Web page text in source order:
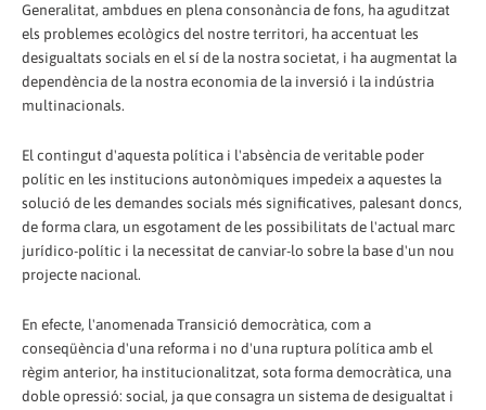
Generalitat, ambdues en plena consonància de fons, ha aguditzat
els problemes ecològics del nostre territori, ha accentuat les
desigualtats socials en el sí de la nostra societat, i ha augmentat la
dependència de la nostra economia de la inversió i la indústria
multinacionals.
El contingut d'aquesta política i l'absència de veritable poder
polític en les institucions autonòmiques impedeix a aquestes la
solució de les demandes socials més significatives, palesant doncs,
de forma clara, un esgotament de les possibilitats de l'actual marc
jurídico-polític i la necessitat de canviar-lo sobre la base d'un nou
projecte nacional.
En efecte, l'anomenada Transició democràtica, com a
conseqüència d'una reforma i no d'una ruptura política amb el
règim anterior, ha institucionalitzat, sota forma democràtica, una
doble opressió: social, ja que consagra un sistema de desigualtat i